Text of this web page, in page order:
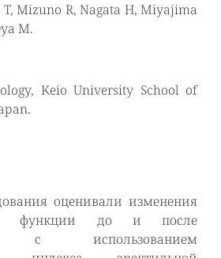
Mizuno R, Nagata H, Miyajima
M.
Keio University School of
оценивали изменения
функции до и после
с использованием